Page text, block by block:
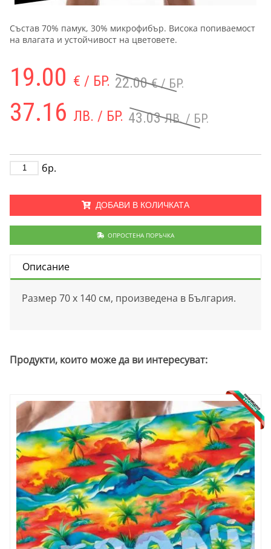
Състав 70% памук, 30% микрофибър. Висока попиваемост
на влагата и устойчивост на цветовете.
19.00 € / БР. 22.00€ / БР.
37.16 ЛВ. / БР. 43.03ЛВ. / БР.
бр.
ДОБАВИ В КОЛИЧКАТА
ОПРОСТЕНА ПОРЪЧКА
Описание
Размер 70 х 140 см, произведена в България.
Продукти, които може да ви интересуват: